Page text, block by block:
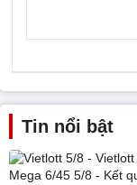
Tin nổi bật